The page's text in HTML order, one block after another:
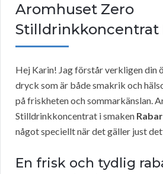
Aromhuset Zero
Stilldrinkkoncentrat
Hej Karin! Jag förstår verkligen din
dryck som är både smakrik och
på friskheten och sommarkänslan.
Stilldrinkkoncentrat i smaken
något speciellt när det gäller just
En frisk och tydlig